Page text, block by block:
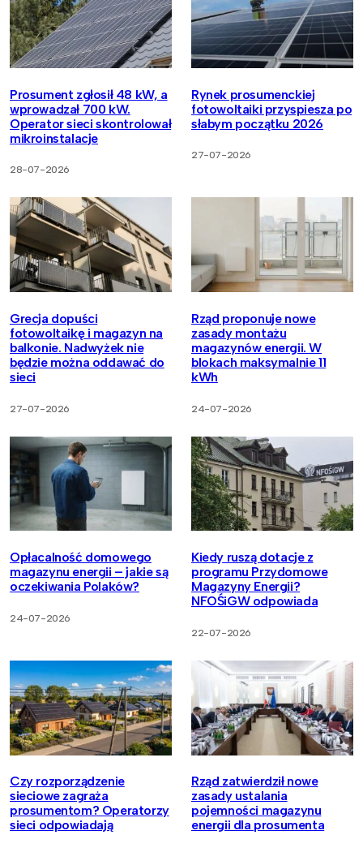
Prosument zgłosił 48 kW, a
wprowadzał 700 kW.
Operator sieci skontrolował
mikroinstalacje
28-07-2026
Rynek prosumenckiej
fotowoltaiki przyspiesza po
słabym początku 2026
27-07-2026
Grecja dopuści
fotowoltaikę i magazyn na
balkonie. Nadwyżek nie
będzie można oddawać do
sieci
27-07-2026
Rząd proponuje nowe
zasady montażu
magazynów energii. W
blokach maksymalnie 11
kWh
24-07-2026
Opłacalność domowego
magazynu energii – jakie są
oczekiwania Polaków?
24-07-2026
Kiedy ruszą dotacje z
programu Przydomowe
Magazyny Energii?
NFOŚiGW odpowiada
22-07-2026
Czy rozporządzenie
sieciowe zagraża
prosumentom? Operatorzy
sieci odpowiadają
Rząd zatwierdził nowe
zasady ustalania
pojemności magazynu
energii dla prosumenta